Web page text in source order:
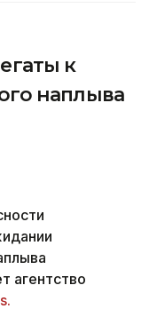
к
наплыва
агентство